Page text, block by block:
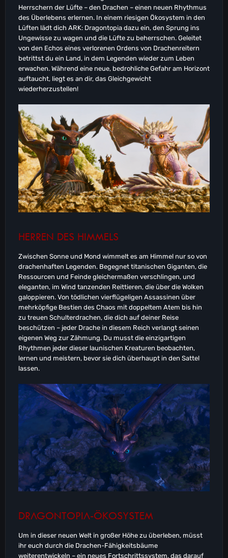
Herrschern der Lüfte – den Drachen – einen neuen Rhythmus
des Überlebens erlernen. In einem riesigen Ökosystem in den
Lüften lädt dich ARK: Dragontopia dazu ein, den Sprung ins
Ungewisse zu wagen und die Lüfte zu beherrschen. Geleitet
von den Echos eines verlorenen Ordens von Drachenreitern
betrittst du ein Land, in dem Legenden wieder zum Leben
erwachen. Während eine neue, bedrohliche Gefahr am Horizont
auftaucht, liegt es an dir, das Gleichgewicht
wiederherzustellen!
HERREN DES HIMMELS
Zwischen Sonne und Mond wimmelt es am Himmel nur so von
drachenhaften Legenden. Begegnet titanischen Giganten, die
Ressourcen und Feinde gleichermaßen verschlingen, und
eleganten, im Wind tanzenden Reittieren, die über die Wolken
galoppieren. Von tödlichen vierflügeligen Assassinen über
mehrköpfige Bestien des Chaos mit doppeltem Atem bis hin
zu treuen Schulterdrachen, die dich auf deiner Reise
beschützen – jeder Drache in diesem Reich verlangt seinen
eigenen Weg zur Zähmung. Du musst die einzigartigen
Rhythmen jeder dieser launischen Kreaturen beobachten,
lernen und meistern, bevor sie dich überhaupt in den Sattel
lassen.
DRAGONTOPIA-ÖKOSYSTEM
Um in dieser neuen Welt in großer Höhe zu überleben, müsst
ihr euch durch die Drachen-Fähigkeitsbäume
weiterentwickeln – ein neues Fortschrittssystem, das darauf